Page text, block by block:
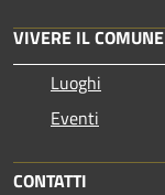
VIVERE IL COMUNE
Luoghi
Eventi
CONTATTI